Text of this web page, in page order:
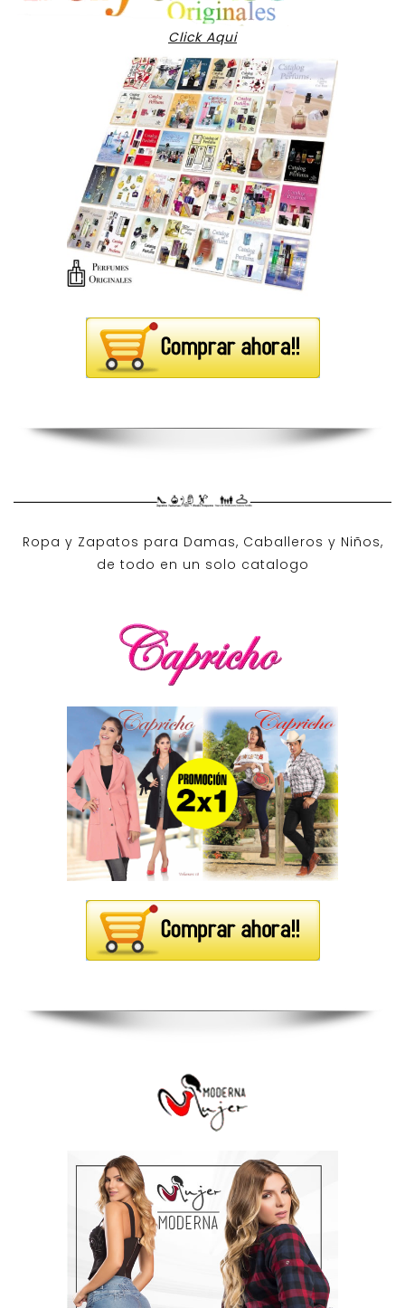
Click Aqui
Ropa y Zapatos para Damas, Caballeros y Niños,
de todo en un solo catalogo